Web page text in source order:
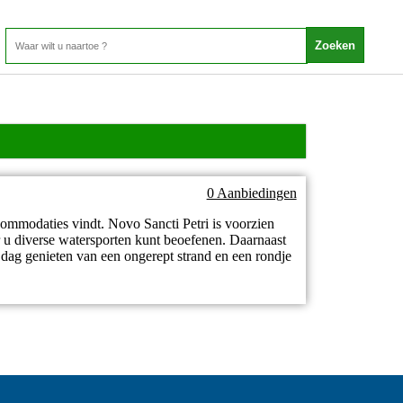
0 Aanbiedingen
vindt. Novo Sancti Petri is voorzien
diverse watersporten kunt beoefenen. Daarnaast
genieten van een ongerept strand en een rondje